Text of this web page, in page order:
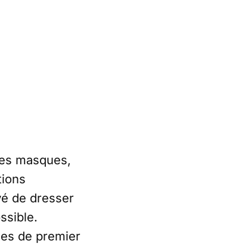
masques,
de dresser
de premier